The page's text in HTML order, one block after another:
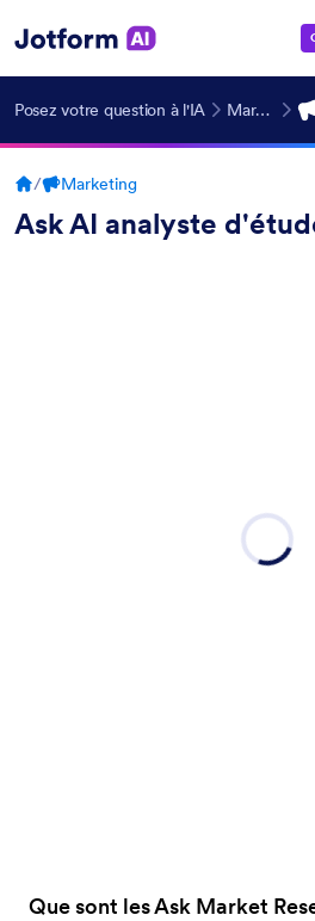
Posez votre question à l'IA Marketing
/ Marketing
Ask AI analyste
Que sont les Ask Market